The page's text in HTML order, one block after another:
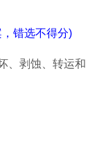
错选不得分)
、剥蚀、转运和